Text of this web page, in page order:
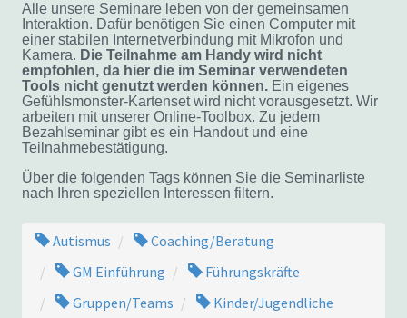
Alle unsere Seminare leben von der gemeinsamen
Interaktion. Dafür benötigen Sie einen Computer mit
einer stabilen Internetverbindung mit Mikrofon und
Kamera. Die Teilnahme am Handy wird nicht
empfohlen, da hier die im Seminar verwendeten
Tools nicht genutzt werden können.Ein eigenes
Gefühlsmonster-Kartenset wird nicht vorausgesetzt. Wir
arbeiten mit unserer Online-Toolbox. Zu jedem
Bezahlseminar gibt es ein Handout und eine
Teilnahmebestätigung.
Über die folgenden Tags können Sie die Seminarliste
nach Ihren speziellen Interessen filtern.
Autismus
Coaching/Beratung
GM Einführung
Führungskräfte
Gruppen/Teams
Kinder/Jugendliche